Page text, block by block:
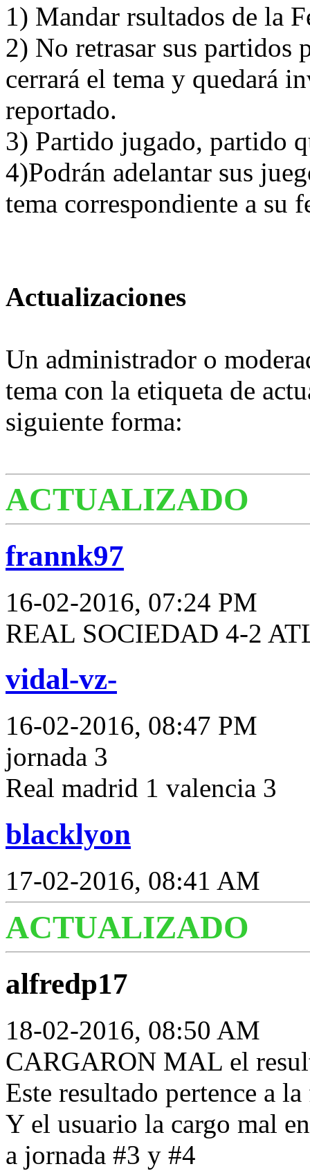
1) Mandar rsultados de la
2) No retrasar sus partidos
cerrará el tema y quedará
reportado.
3) Partido jugado, partido
4)Podrán adelantar sus
tema correspondiente a su
Actualizaciones
Un administrador o
tema con la etiqueta de
siguiente forma:
ACTUALIZADO
frannk97
16-02-2016, 07:24 PM
REAL SOCIEDAD 4-2
vidal-vz-
16-02-2016, 08:47 PM
jornada 3
Real madrid 1 valencia 3
blacklyon
17-02-2016, 08:41 AM
ACTUALIZADO
alfredp17
18-02-2016, 08:50 AM
CARGARON MAL el
Este resultado pertence a
Y el usuario la cargo mal
a jornada #3 y #4